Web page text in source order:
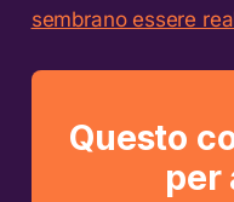
sembrano essere
Questo
per